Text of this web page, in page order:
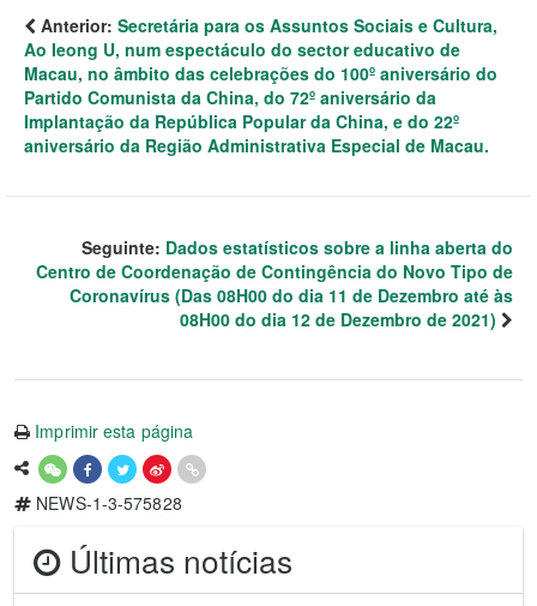
Anterior: Secretária para os Assuntos Sociais e Cultura,
Ao Ieong U, num espectáculo do sector educativo de
Macau, no âmbito das celebrações do 100º aniversário do
Partido Comunista da China, do 72º aniversário da
Implantação da República Popular da China, e do 22º
aniversário da Região Administrativa Especial de Macau.
Seguinte: Dados estatísticos sobre a linha aberta do
Centro de Coordenação de Contingência do Novo Tipo de
Coronavírus (Das 08H00 do dia 11 de Dezembro até às
08H00 do dia 12 de Dezembro de 2021)
Imprimir esta página
NEWS-1-3-575828
Últimas notícias